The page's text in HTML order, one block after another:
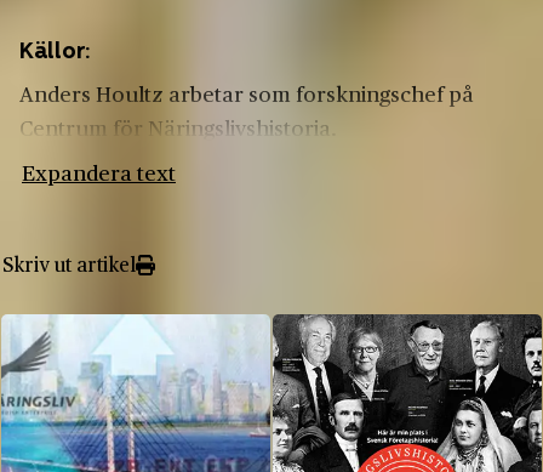
Källor:
Anders Houltz arbetar som forskningschef på
Centrum för Näringslivshistoria.
Expandera text
Skriv ut artikel